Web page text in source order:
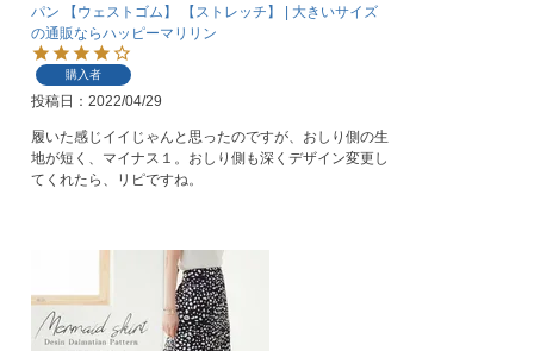
パン 【ウェストゴム】 【ストレッチ】 | 大きいサイズ
の通販ならハッピーマリリン
購入者
投稿日 2022/04/29
履いた感じイイじゃんと思ったのですが、おしり側の生
地が短く、マイナス１。おしり側も深くデザイン変更し
てくれたら、リピですね。